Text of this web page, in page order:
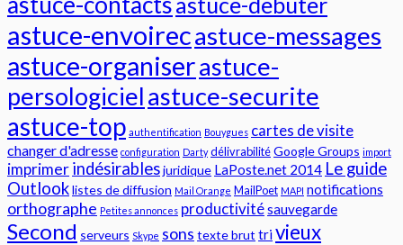
astuce-envoirecastuce-messages
astuce-organiserastuce-
persologicielastuce-securite
astuce-top authentification Bouygues cartes de visite
changer d'adresse configuration Darty délivrabilitéGoogle Groups import
imprimerindésirablesjuridique LaPoste.net 2014 Le guide
Outlooklistes de diffusion Mail Orange MailPoet MAPI notifications
orthographe Petites annonces productivitésauvegarde
Second serveurs Skype sons texte brut trivieux